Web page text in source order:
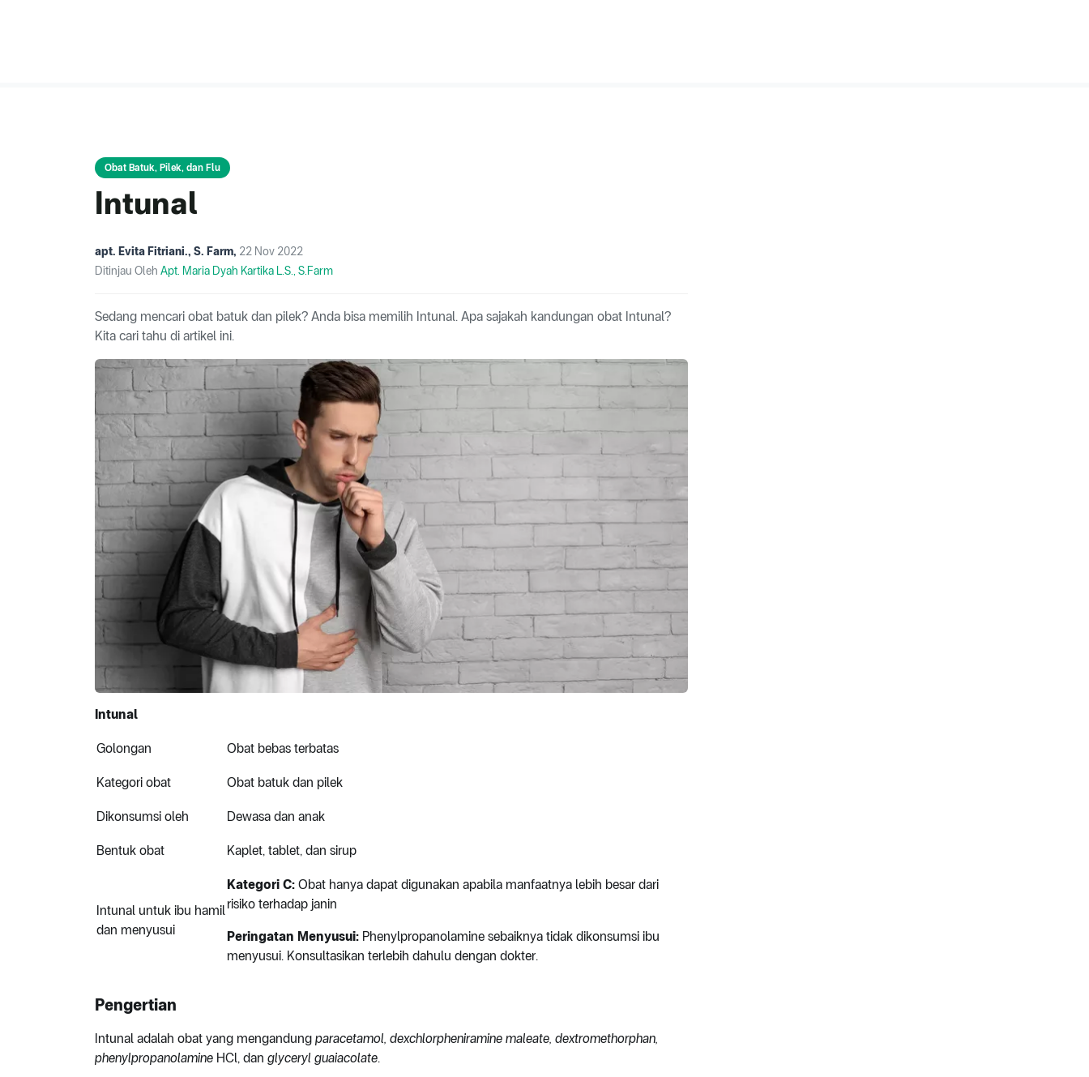
Obat Batuk, Pilek, dan Flu
Intunal
apt. Evita Fitriani., S. Farm, 22 Nov 2022
Ditinjau Oleh Apt. Maria Dyah Kartika L.S., S.Farm
Sedang mencari obat batuk dan pilek? Anda bisa memilih Intunal. Apa sajakah kandungan obat Intunal?
Kita cari tahu di artikel ini.
Intunal
Golongan Obat bebas terbatas
Kategori obat Obat batuk dan pilek
Dikonsumsi oleh Dewasa dan anak
Bentuk obat Kaplet, tablet, dan sirup
Intunal untuk ibu hamil
dan menyusui
Kategori C: Obat hanya dapat digunakan apabila manfaatnya lebih besar dari
risiko terhadap janin
Peringatan Menyusui: Phenylpropanolamine sebaiknya tidak dikonsumsi ibu
menyusui. Konsultasikan terlebih dahulu dengan dokter.
Pengertian
Intunal adalah obat yang mengandung paracetamol, dexchlorpheniramine maleate, dextromethorphan,
phenylpropanolamine HCl, dan glyceryl guaiacolate.